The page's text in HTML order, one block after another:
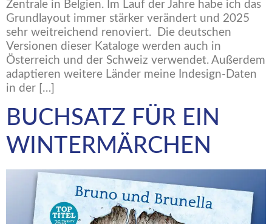
Zentrale in Belgien. Im Lauf der Jahre habe ich das
Grundlayout immer stärker verändert und 2025
sehr weitreichend renoviert. Die deutschen
Versionen dieser Kataloge werden auch in
Österreich und der Schweiz verwendet. Außerdem
adaptieren weitere Länder meine Indesign-Daten
in der […]
BUCHSATZ FÜR EIN
WINTERMÄRCHEN